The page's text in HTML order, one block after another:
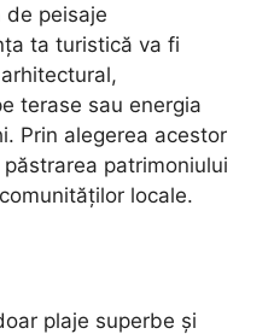
de peisaje
ta turistică va fi
terase sau energia
Prin alegerea acestor
patrimoniului
locale.
plaje superbe și